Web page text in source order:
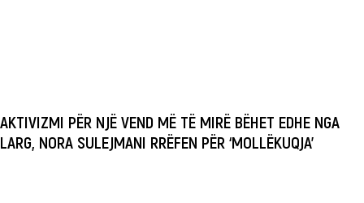
AKTIVIZMI PËR NJË VEND MË TË MIRË BËHET EDHE NGA
LARG, NORA SULEJMANI RRËFEN PËR ‘MOLLËKUQJA’